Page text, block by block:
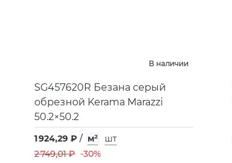
В наличии
SG457620R Безана серый
обрезной Kerama Marazzi
50.2×50.2
1 924,29 ₽ / м²
шт
2 749,01 ₽ -30%